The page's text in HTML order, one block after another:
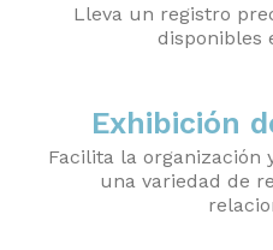
Lleva un registro
disponibles
Exhibición
Facilita la organización
una variedad de